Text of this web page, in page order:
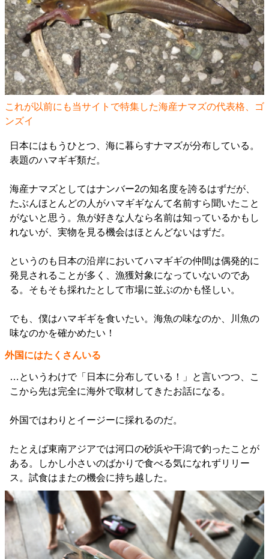
これが以前にも当サイトで特集した海産ナマズの代表格、ゴ
ンズイ
日本にはもうひとつ、海に暮らすナマズが分布している。
表題のハマギギ類だ。
海産ナマズとしてはナンバー2の知名度を誇るはずだが、
たぶんほとんどの人がハマギギなんて名前すら聞いたこと
がないと思う。魚が好きな人なら名前は知っているかもし
れないが、実物を見る機会はほとんどないはずだ。
というのも日本の沿岸においてハマギギの仲間は偶発的に
発見されることが多く、漁獲対象になっていないのであ
る。そもそも採れたとして市場に並ぶのかも怪しい。
でも、僕はハマギギを食いたい。海魚の味なのか、川魚の
味なのかを確かめたい！
外国にはたくさんいる
…というわけで「日本に分布している！」と言いつつ、こ
こから先は完全に海外で取材してきたお話になる。
外国ではわりとイージーに採れるのだ。
たとえば東南アジアでは河口の砂浜や干潟で釣ったことが
ある。しかし小さいのばかりで食べる気になれずリリー
ス。試食はまたの機会に持ち越した。